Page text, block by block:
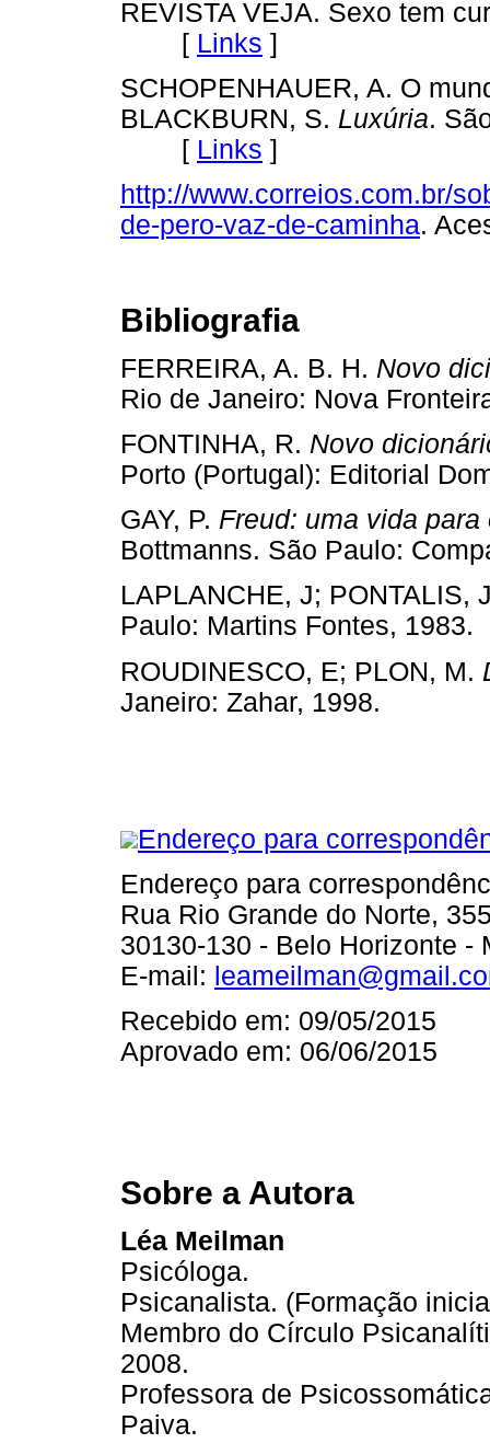
REVISTA VEJA. Sexo tem
[ Links ]
SCHOPENHAUER, A. O
BLACKBURN, S. Luxúria.
[ Links ]
http://www.correios.com.br/
de-pero-vaz-de-caminha.
Bibliografia
FERREIRA, A. B. H. Novo
Rio de Janeiro: Nova
FONTINHA, R. Novo
Porto (Portugal): Editorial
GAY, P. Freud: uma vida
Bottmanns. São Paulo:
LAPLANCHE, J; PONTALIS,
Paulo: Martins Fontes, 1983.
ROUDINESCO, E; PLON, M.
Janeiro: Zahar, 1998.
Endereço para
Endereço para
Rua Rio Grande do Norte,
30130-130 - Belo Horizonte -
E-mail:
Recebido em: 09/05/2015
Aprovado em: 06/06/2015
Sobre a Autora
Léa Meilman
Psicóloga.
Psicanalista. (Formação
Membro do Círculo
2008.
Professora de
Paiva.